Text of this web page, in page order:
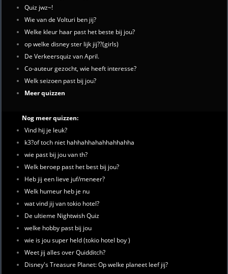
Quiz jwz~!
Wie van de Volturi ben jij?
Welke kleur haar past het beste bij jou?
op welke disney ster lijk jij??(girls)
De Verkeersquiz van April.
Co-auteur gezocht, wie heeft interesse?
Welk seizoen past bij jou?
Meer quizzen
Nog meer quizzen:
Vind hij je leuk?
k3?of toch niet hahhahhahahhahhahha
wie past bij jou van th?
Welk beroep past het best bij jou?
Heb jij een lieve juf/meneer?
Welk humeur heb je nu
wat vind jij van tokio hotel?
De ultieme Nightwish Quiz
welke hobby past bij jou
wie is jou super held (tokio hotel boy )
Weet jij alles over Quidditch?
Disney's Treasure Planet: Op welke planeet leef jij?